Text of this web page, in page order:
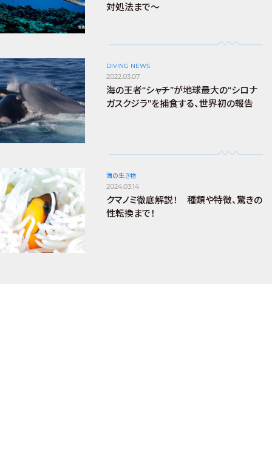
対処法まで～
DIVING NEWS
2022.03.07
海の王者“シャチ”が地球最大の“シロナ
ガスクジラ”を捕食する、世界初の報告
海の生き物
2024.03.14
クマノミ徹底解説！ 種類や特徴、驚きの
性転換まで！